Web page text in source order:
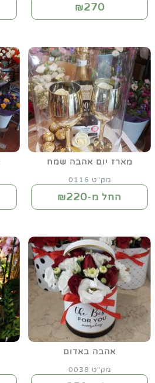
₪270
מארז יום אהבה שמח
מק"ט 0116
החל מ-₪220
אהבה באדום
מק"ט 0038